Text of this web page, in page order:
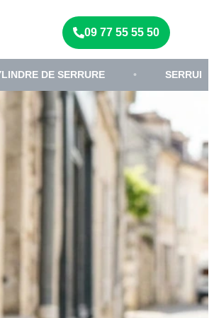
09 77 55 55 50
• SERRURIER •